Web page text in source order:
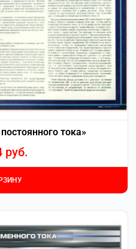
тока»
руб.